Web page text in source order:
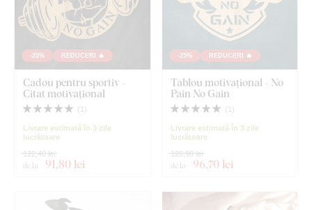
-25% REDUCERI 🔥
Cadou pentru sportiv -
Citat motivațional
( 1 )
Livrare estimată în 3 zile
lucrătoare
de la 91,80 lei
122,40 lei
-25% REDUCERI 🔥
Tablou motivațional - No
Pain No Gain
( 1 )
Livrare estimată în 3 zile
lucrătoare
de la 96,70 lei
128,90 lei